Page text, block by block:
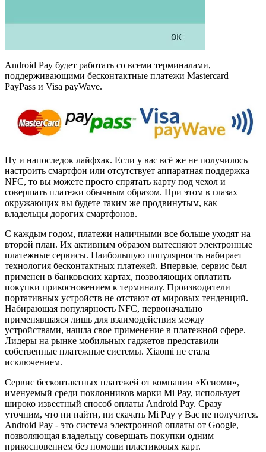
Android Pay будет работать со всеми терминалами,
поддерживающими бесконтактные платежи Mastercard
PayPass и Visa payWave.
Ну и напоследок лайфхак. Если у вас всё же не получилось
настроить смартфон или отсутствует аппаратная поддержка
NFC, то вы можете просто спрятать карту под чехол и
совершать платежи обычным образом. При этом в глазах
окружающих вы будете таким же продвинутым, как
владельцы дорогих смартфонов.
С каждым годом, платежи наличными все больше уходят на
второй план. Их активным образом вытесняют электронные
платежные сервисы. Наибольшую популярность набирает
технология бесконтактных платежей. Впервые, сервис был
применен в банковских картах, позволяющих оплатить
покупки прикосновением к терминалу. Производители
портативных устройств не отстают от мировых тенденций.
Набирающая популярность NFC, первоначально
применявшаяся лишь для взаимодействия между
устройствами, нашла свое применение в платежной сфере.
Лидеры на рынке мобильных гаджетов представили
собственные платежные системы. Xiaomi не стала
исключением.
Сервис бесконтактных платежей от компании «Ксиоми»,
именуемый среди поклонников марки Mi Pay, использует
широко известный способ оплаты Android Pay. Сразу
уточним, что ни найти, ни скачать Mi Pay у Вас не получится.
Android Pay - это система электронной оплаты от Google,
позволяющая владельцу совершать покупки одним
прикосновением без помощи пластиковых карт.